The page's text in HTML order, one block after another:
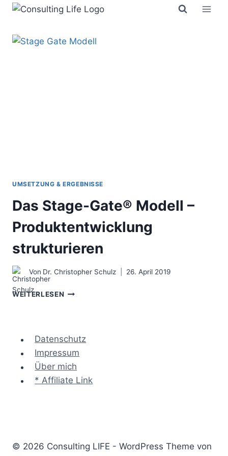
Zum
springen
UMSETZUNG & ERGEBNISSE
Das Stage-Gate® Modell –
Produktentwicklung
strukturieren
Von Dr. Christopher Schulz 26. April 2019
WEITERLESEN DAS
PRODUKTENTWICKLUNG
STRUKTURIEREN
Datenschutz
Impressum
Über mich
* Affiliate Link
© 2026 Consulting LIFE - WordPress Theme von